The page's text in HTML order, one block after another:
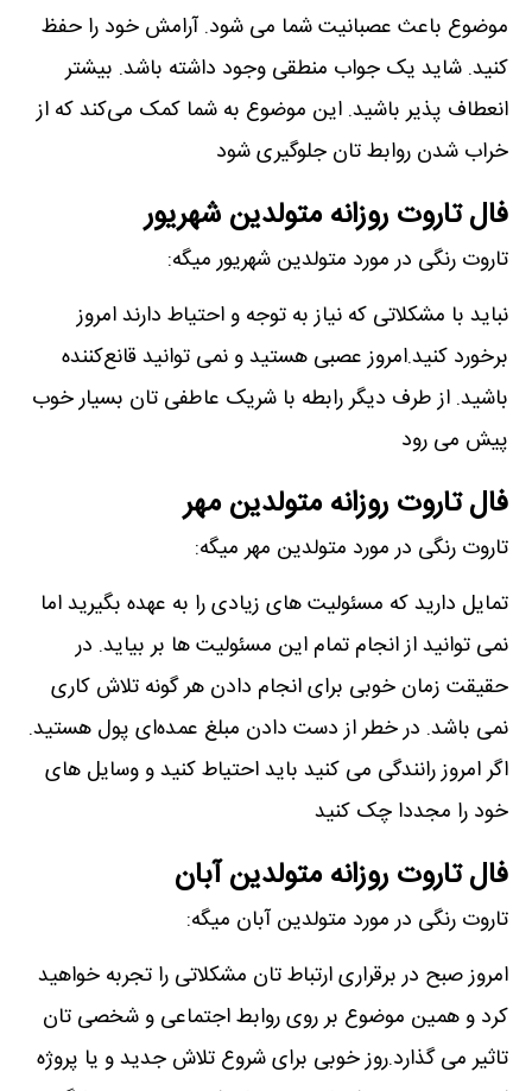
موضوع باعث عصبانیت شما می شود. آرامش خود را حفظ
کنید. شاید یک جواب منطقی وجود داشته باشد. بیشتر
انعطاف پذیر باشید. این موضوع به شما کمک می‌کند که از
خراب شدن روابط تان جلوگیری شود
فال تاروت روزانه متولدین شهریور
تاروت رنگی در مورد متولدین شهریور میگه:
نباید با مشکلاتی که نیاز به توجه و احتیاط دارند امروز
برخورد کنید.امروز عصبی هستید و نمی توانید قانع‌کننده
باشید. از طرف دیگر رابطه با شریک عاطفی تان بسیار خوب
پیش می رود
فال تاروت روزانه متولدین مهر
تاروت رنگی در مورد متولدین مهر میگه:
تمایل دارید که مسئولیت های زیادی را به عهده بگیرید اما
نمی توانید از انجام تمام این مسئولیت ها بر بیاید. در
حقیقت زمان خوبی برای انجام دادن هر گونه تلاش کاری
نمی باشد. در خطر از دست دادن مبلغ عمده‌ای پول هستید.
اگر امروز رانندگی می کنید باید احتیاط کنید و وسایل های
خود را مجددا چک کنید
فال تاروت روزانه متولدین آبان
تاروت رنگی در مورد متولدین آبان میگه:
امروز صبح در برقراری ارتباط تان مشکلاتی را تجربه خواهید
کرد و همین موضوع بر روی روابط اجتماعی و شخصی تان
تاثیر می گذارد.روز خوبی برای شروع تلاش جدید و یا پروژه